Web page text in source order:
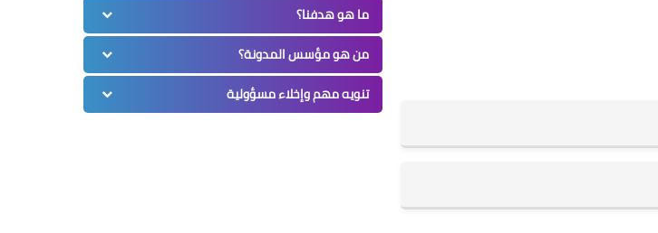
ما هو هدفنا؟
من هو مؤسس المدونة؟
تنويه مهم وإخلاء مسؤولية